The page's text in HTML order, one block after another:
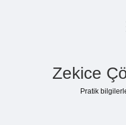
Zekice
Pratik